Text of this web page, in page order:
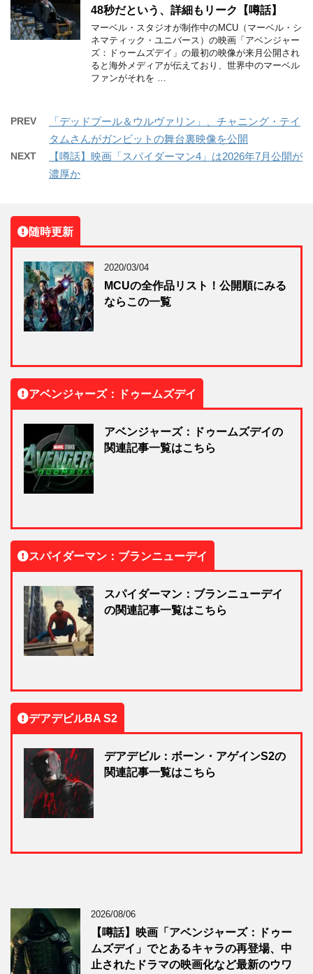
48秒だという、詳細もリーク【噂話】
マーベル・スタジオが制作中のMCU（マーベル・シ
ネマティック・ユニバース）の映画「アベンジャー
ズ：ドゥームズデイ」の最初の映像が来月公開され
ると海外メディアが伝えており、世界中のマーベル
ファンがそれを …
PREV
「デッドプール＆ウルヴァリン」、チャニング・テイ
タムさんがガンビットの舞台裏映像を公開
NEXT
【噂話】映画「スパイダーマン4」は2026年7月公開が
濃厚か
随時更新
2020/03/04
MCUの全作品リスト！公開順にみる
ならこの一覧
アベンジャーズ：ドゥームズデイ
アベンジャーズ：ドゥームズデイの
関連記事一覧はこちら
スパイダーマン：ブランニューデイ
スパイダーマン：ブランニューデイ
の関連記事一覧はこちら
デアデビルBA S2
デアデビル：ボーン・アゲインS2の
関連記事一覧はこちら
2026/08/06
【噂話】映画「アベンジャーズ：ドゥー
ムズデイ」でとあるキャラの再登場、中
止されたドラマの映画化など最新のウワ